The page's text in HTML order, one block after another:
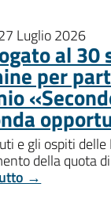
Luglio 2026
al
per
e gli ospiti
della quota
→